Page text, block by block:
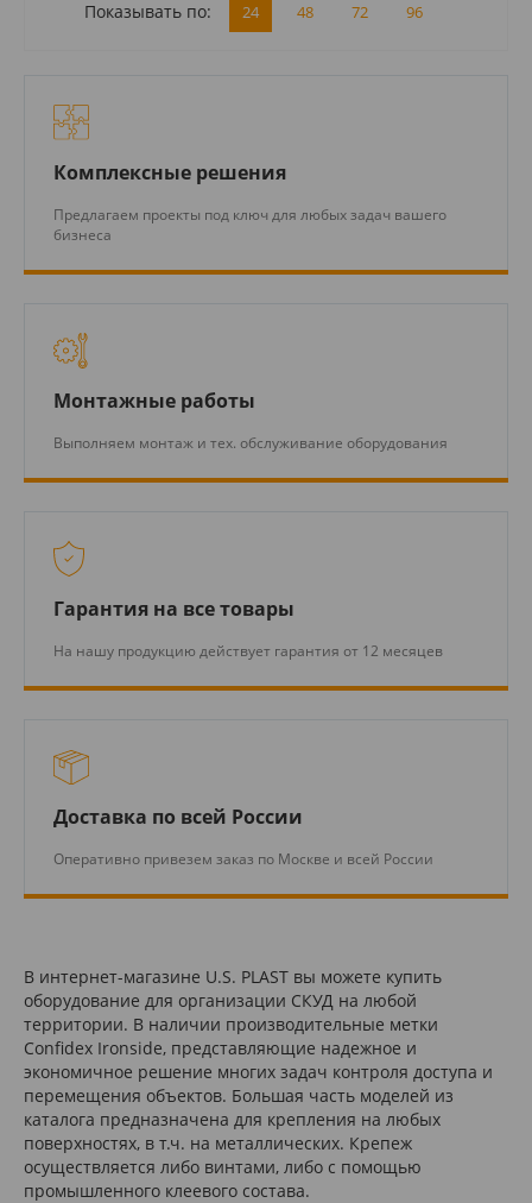
Показывать по: 24 48 72 96
Комплексные решения
Предлагаем проекты под ключ для любых задач вашего
бизнеса
Монтажные работы
Выполняем монтаж и тех. обслуживание оборудования
Гарантия на все товары
На нашу продукцию действует гарантия от 12 месяцев
Доставка по всей России
Оперативно привезем заказ по Москве и всей России
В интернет-магазине U.S. PLAST вы можете купить
оборудование для организации СКУД на любой
территории. В наличии производительные метки
Confidex Ironside, представляющие надежное и
экономичное решение многих задач контроля доступа и
перемещения объектов. Большая часть моделей из
каталога предназначена для крепления на любых
поверхностях, в т.ч. на металлических. Крепеж
осуществляется либо винтами, либо с помощью
промышленного клеевого состава.